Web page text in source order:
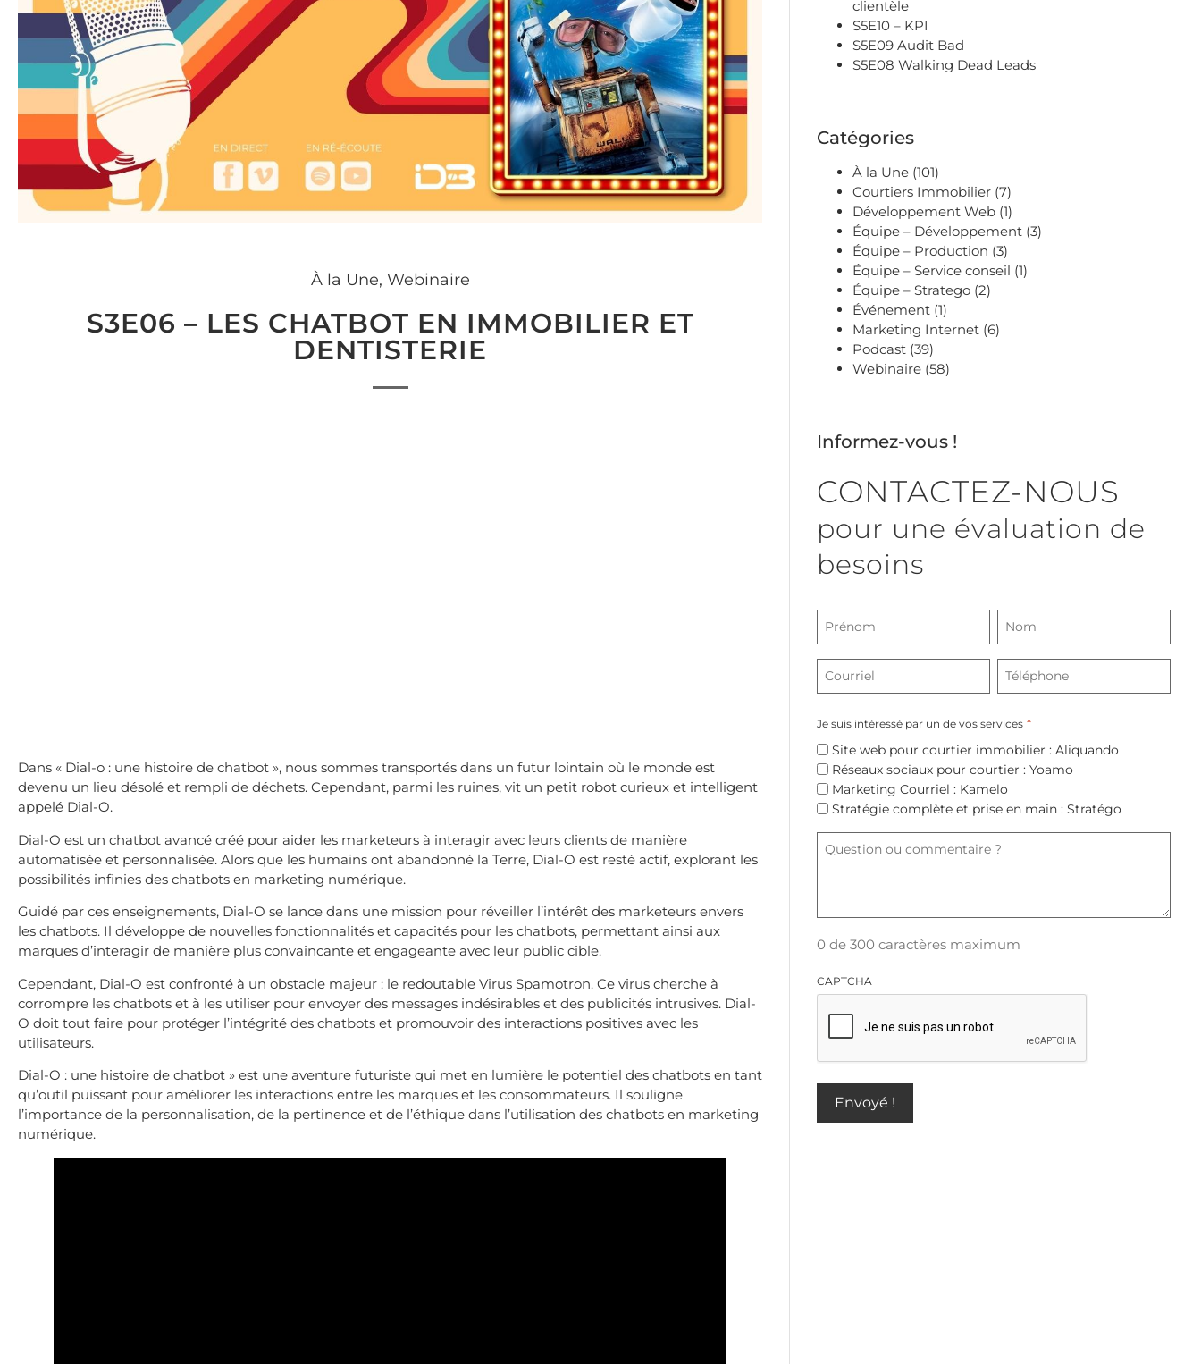
À la Une, Webinaire
S3E06 – LES CHATBOT EN IMMOBILIER ET
DENTISTERIE
Dans « Dial-o : une histoire de chatbot », nous sommes transportés dans un futur lointain où le monde est
devenu un lieu désolé et rempli de déchets. Cependant, parmi les ruines, vit un petit robot curieux et intelligent
appelé Dial-O.
Dial-O est un chatbot avancé créé pour aider les marketeurs à interagir avec leurs clients de manière
automatisée et personnalisée. Alors que les humains ont abandonné la Terre, Dial-O est resté actif, explorant les
possibilités infinies des chatbots en marketing numérique.
Guidé par ces enseignements, Dial-O se lance dans une mission pour réveiller l’intérêt des marketeurs envers
les chatbots. Il développe de nouvelles fonctionnalités et capacités pour les chatbots, permettant ainsi aux
marques d’interagir de manière plus convaincante et engageante avec leur public cible.
Cependant, Dial-O est confronté à un obstacle majeur : le redoutable Virus Spamotron. Ce virus cherche à
corrompre les chatbots et à les utiliser pour envoyer des messages indésirables et des publicités intrusives. Dial-
O doit tout faire pour protéger l’intégrité des chatbots et promouvoir des interactions positives avec les
utilisateurs.
Dial-O : une histoire de chatbot » est une aventure futuriste qui met en lumière le potentiel des chatbots en tant
qu’outil puissant pour améliorer les interactions entre les marques et les consommateurs. Il souligne
l’importance de la personnalisation, de la pertinence et de l’éthique dans l’utilisation des chatbots en marketing
numérique.
clientèle
S5E10 – KPI
S5E09 Audit Bad
S5E08 Walking Dead Leads
Catégories
À la Une (101)
Courtiers Immobilier (7)
Développement Web (1)
Équipe – Développement (3)
Équipe – Production (3)
Équipe – Service conseil (1)
Équipe – Stratego (2)
Événement (1)
Marketing Internet (6)
Podcast (39)
Webinaire (58)
Informez-vous !
CONTACTEZ-NOUS
pour une évaluation de
besoins
Nom
*
Courriel Téléphone
Je suis intéressé par un de vos services *
Site web pour courtier immobilier : Aliquando
Réseaux sociaux pour courtier : Yoamo
Marketing Courriel : Kamelo
Stratégie complète et prise en main : Stratégo
Question
ou
0 de 300 caractères maximum
CAPTCHA